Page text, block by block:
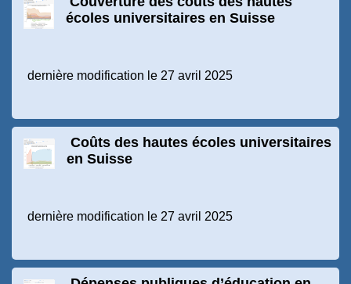
écoles universitaires en Suisse
dernière modification le 27 avril 2025
Coûts des hautes écoles universitaires
en Suisse
dernière modification le 27 avril 2025